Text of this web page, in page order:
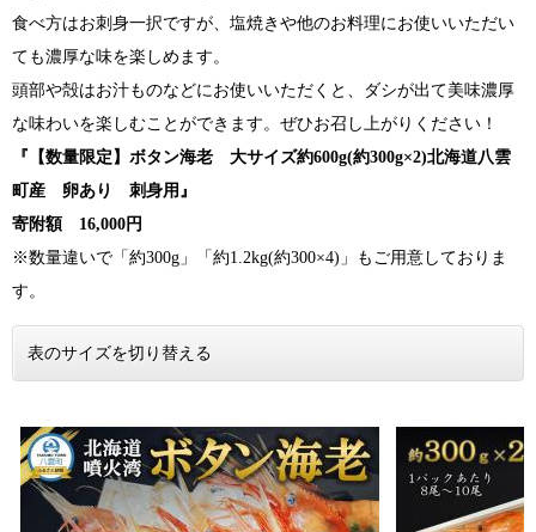
​食べ方はお刺身一択ですが、塩焼きや他のお料理にお使いいただい
ても濃厚な味を楽しめます。
頭部や殻はお汁ものなどにお使いいただくと、ダシが出て美味濃厚
な味わいを楽しむことができます。ぜひお召し上がりください！
『【数量限定】ボタン海老 大サイズ約600g(約300g×2)北海道八雲
町産 卵あり 刺身用』
寄附額 16,000円
※数量違いで「約300g」「約1.2kg(約300×4)」もご用意しておりま
す。
表のサイズを切り替える